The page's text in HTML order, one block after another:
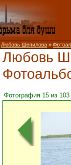
Любовь Шепилова »
Любовь
Фотография 15 из 103 |